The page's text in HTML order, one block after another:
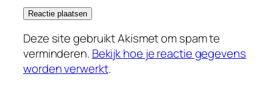
Deze site gebruikt Akismet om spam te
verminderen. Bekijk hoe je reactie gegevens
worden verwerkt.